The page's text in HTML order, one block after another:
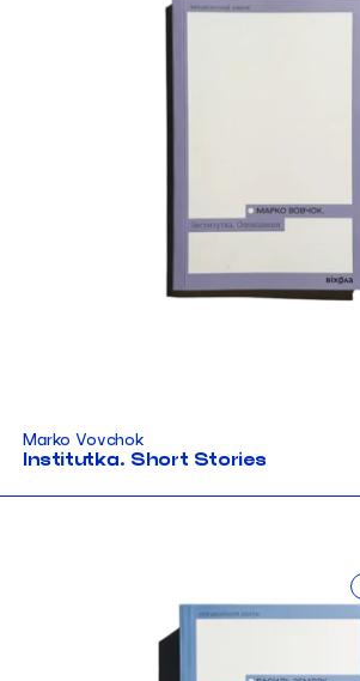
Marko Vovchok
Institutka. Short Stories